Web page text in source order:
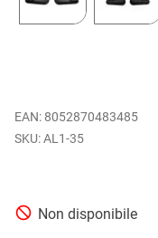
EAN: 8052870483485
AL1-35
Non disponibile